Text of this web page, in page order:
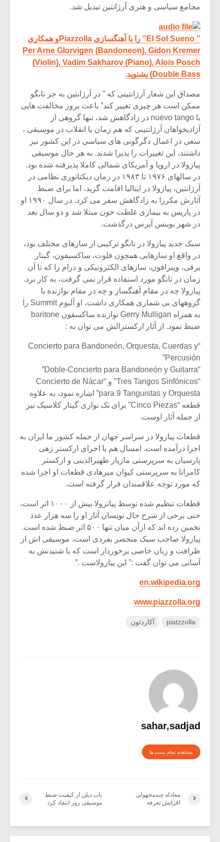
مجامع سیاسی و هنری آرژانتین تبدیل شد.
” El Sol Sueno” را با آهنگسازی Piazzollaو همکاری
Per Arne Glorvigen (Bandoneon), Gidon Kremer
(Violin), Vadim Sakharov (Piano), Alois Posch
(Double Bass بشنوید.
مصداق این شعار آرژانتینی که ” در آرژانتین به جز تانگو
ممکن است هر چیزی تغییر کند” باعث بروز مخالفت هایی
با nuevo tango در زادگاهش شد، تنها گروهی از
آزادیخواهان آرژانتینی که هم زمان با انقلاب در موسیقی ،
سعی در اعمال دگرگونی های سیاسی در این کشور نیز
داشتند، این تغییرات را پذیرا شدند. به هر حال موسیقی
پیازولا در اروپا و آمریکای شمالی کاملا پذیرفته شده بود.
در سالهای ۱۹۷۶ تا ۱۹۸۳ در زمان دیکتاتوری نظامی در
آرژانتین، پیازولا در ایتالیا اقامت گزید، اما برای ضبط
آثارش مکررا به زادگاهش سفر می کرد. در سال ۱۹۹۰ او
در پاریس به بیماری غلظت خون مبتلا شد و دو سال بعد
در شهر بوینس آیرس درگذشت.
سبک جدید پیازولا در تانگو ترکیبی از سازهای مختلف بود،
در واقع او سازهایی همچون فلوت، ساکسیفون، گیتار
برقی، ویبرافون، سازهای الکترونیکی و درام را که تا آن
زمان در تانگو مورد استفاده قرار نمی گرفت، به کار برد.
پیازولا چه در مقام آهنگساز و چه در مقام نوازنده با
گروههای بی شماری همکاری داشت، او آلبوم Summit را
به همراه Gerry Mulligan نوازنده ساکسفون baritone
ضبط نمود. از آثار ارکسترالش می توان به :
“Concierto para Bandoneón, Orquesta, Cuerdas y
Percusión”
“Doble-Concierto para Bandoneón y Guitarra”
“Tres Tangos Sinfónicos” و “Concierto de Nácar
para 9 Tanguistas y Orquesta” اشاره نمود، به علاوه
قطعه “Cinco Piezas” برای تک نوازی گیتار کلاسیک نیز
از جمله آثار اوست.
قطعات پیازولا در سراسر جهان از جمله کشور ما ایران به
اجرا درآمده است. امسال هم با اجرای ارکستر زهی
پارسیان به سرپرستی مازیار ظهیرالدینی و ارکستر
کامراتا به سرپرستی کیوان میرهادی قطعات او اجرا شده
که مورد توجه علاقمندان قرار گرفته است.
قطعات تنظیم شده توسط پیاتزولا بیش از ۱۰۰۰ اثر است،
حتی برخی از شرح حال نویسان آثار او را سه هزار عدد
تخمین زده اند که ازآن میان تنها ۵۰۰ اثر ضبط شده است.
پیازولا صاحب سبک منحصر بفردی است، موسیقی اش از
ظرافت و زبان خاصی برخوردار است که با شنیدنش به
آسانی می توان گفت :” این پیازولاست .”
en.wikipedia.org
www.piazzolla.org
piatzzolla آکاردئون
sahar,sadjad
مشاهده تمام پست ها
باب دیلن از کیفیت ضبط
موسیقی روز انتقاد کرد
معادله چندمجهولی
افزایش تعرفه